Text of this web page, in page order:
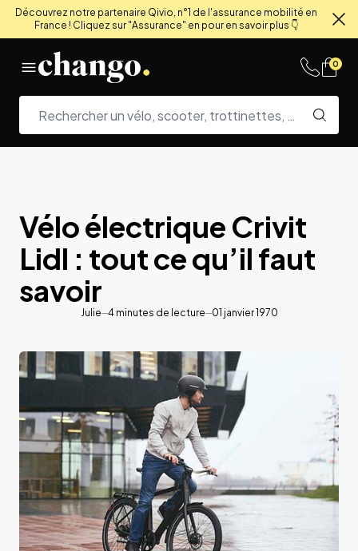
Découvrez notre partenaire Qivio, n°1 de l'assurance mobilité en
France ! Cliquez sur "Assurance" en pour en savoir plus 👇
0
Vélo électrique Crivit
Lidl : tout ce qu’il faut
savoir
Julie 4 minutes de lecture 01 janvier 1970